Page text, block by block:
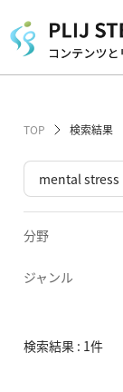
TOP 検索結果
分野
ジャンル
検索結果 : 1件